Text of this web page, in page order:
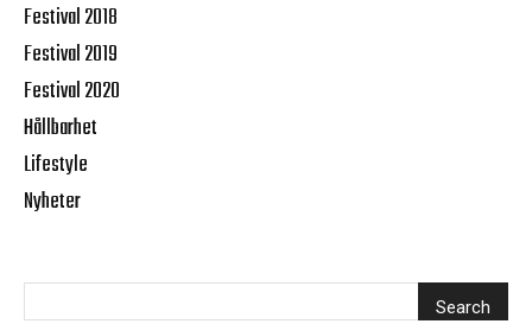
Festival 2018
Festival 2019
Festival 2020
Hållbarhet
Lifestyle
Nyheter